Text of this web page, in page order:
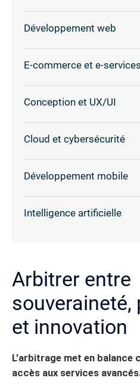
Développement web
E-commerce et e-services
Conception et UX/UI
Cloud et cybersécurité
Développement mobile
Intelligence artificielle
Arbitrer entre
et innovation
L’arbitrage met en
accès aux services